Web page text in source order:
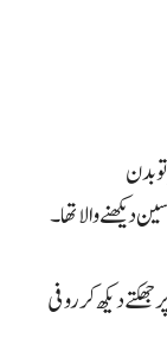
بدن
دیکھنے والا تھا۔
دیکھ کر روفی